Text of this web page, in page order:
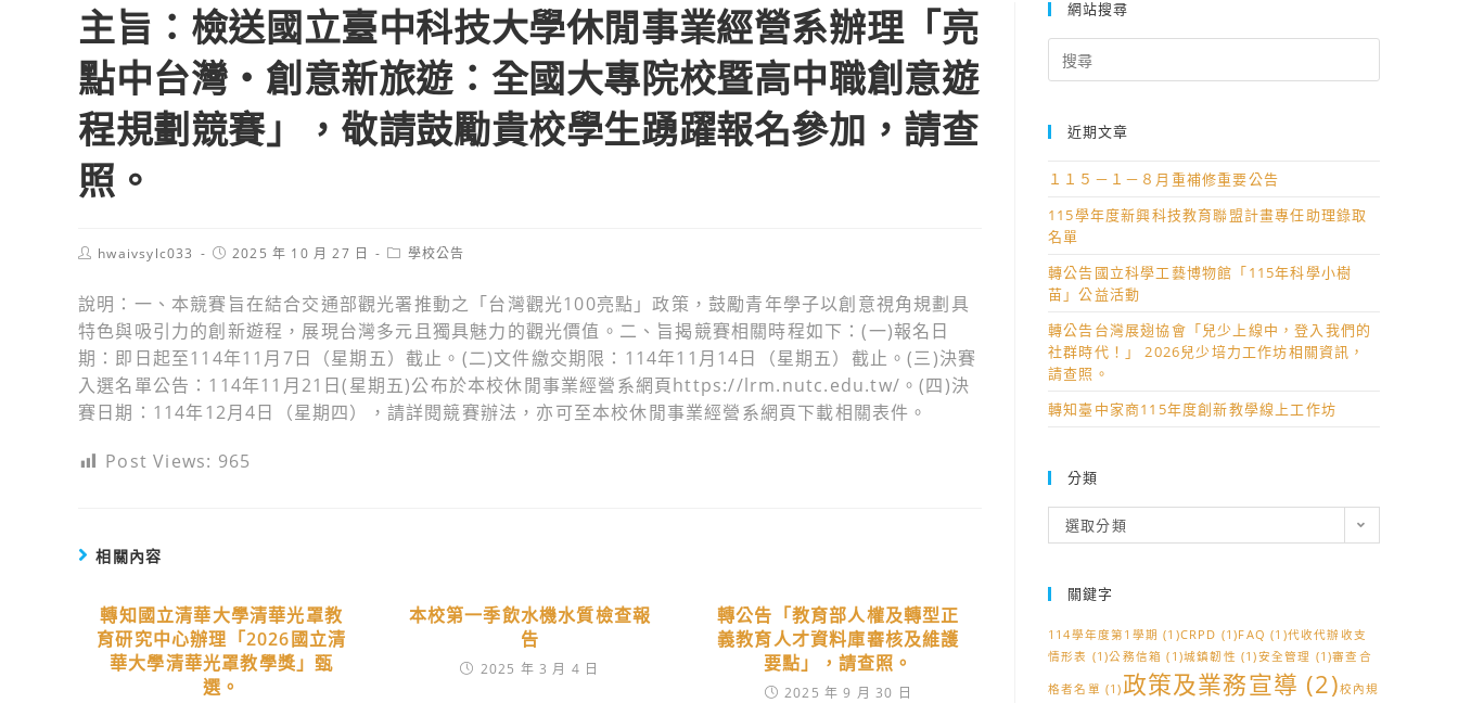
主旨：檢送國立臺中科技大學休閒事業經營系辦理「亮
點中台灣‧創意新旅遊：全國大專院校暨高中職創意遊
程規劃競賽」，敬請鼓勵貴校學生踴躍報名參加，請查
照。
Posthwaivsylc033
Post2025 年 10 月 27 日
Post學校公告
說明：一、本競賽旨在結合交通部觀光署推動之「台灣觀光100亮點」政策，鼓勵青年學子以創意視角規劃具
特色與吸引力的創新遊程，展現台灣多元且獨具魅力的觀光價值。二、旨揭競賽相關時程如下：(一)報名日
期：即日起至114年11月7日（星期五）截止。(二)文件繳交期限：114年11月14日（星期五）截止。(三)決賽
入選名單公告：114年11月21日(星期五)公布於本校休閒事業經營系網頁https://lrm.nutc.edu.tw/。(四)決
賽日期：114年12月4日（星期四），請詳閱競賽辦法，亦可至本校休閒事業經營系網頁下載相關表件。
Post Views: 965
相關內容
轉知國立清華大學清華光罩教
育研究中心辦理「2026國立清
華大學清華光罩教學獎」甄
選。
本校第一季飲水機水質檢查報
告
2025 年 3 月 4 日
轉公告「教育部人權及轉型正
義教育人才資料庫審核及維護
要點」，請查照。
2025 年 9 月 30 日
網站搜尋
for:
近期文章
１１５－１－８月重補修重要公告
115學年度新興科技教育聯盟計畫專任助理錄取
名單
轉公告國立科學工藝博物館「115年科學小樹
苗」公益活動
轉公告台灣展翅協會「兒少上線中，登入我們的
社群時代！」 2026兒少培力工作坊相關資訊，
請查照。
轉知臺中家商115年度創新教學線上工作坊
分類
類
選取分類
關鍵字
114學年度第1學期 (1)CRPD (1)FAQ (1)代收代辦收支
情形表 (1)公務信箱 (1)城鎮韌性 (1)安全管理 (1)審查合
格者名單 (1)政策及業務宣導 (2)校內規